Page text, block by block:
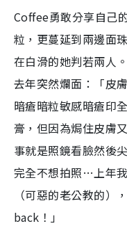
t
e
e
d
8
.
3
%
Coffee勇敢分享自己
粒，更蔓延到兩邊面
在白滑的她判若兩人
去年突然爛面：「皮
暗瘡暗粒敏感暗瘡印
膏，但因為焗住皮膚
事就是照鏡看臉然後
完全不想拍照…上年
（可惡的老公教的
back！」